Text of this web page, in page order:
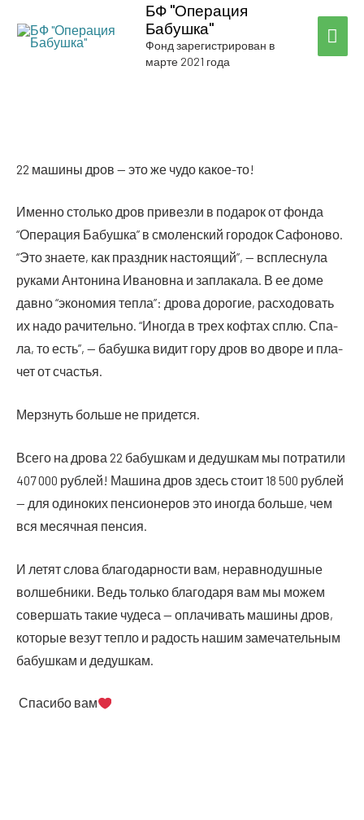
БФ "Операция
Бабушка"
Фонд зарегистрирован в
марте 2021 года
22 маши­ны дров — это же чудо какое-то!
Имен­но столь­ко дров при­вез­ли в пода­рок от фон­да
“Опе­ра­ция Бабуш­ка” в смо­лен­ский горо­док Сафо­но­во.
“Это зна­е­те, как празд­ник насто­я­щий”, — всплес­ну­ла
рука­ми Анто­ни­на Ива­нов­на и запла­ка­ла. В ее доме
дав­но “эко­но­мия теп­ла”: дро­ва доро­гие, рас­хо­до­вать
их надо рачи­тель­но. “Ино­гда в трех коф­тах сплю. Спа­
ла, то есть”, — бабуш­ка видит гору дров во дво­ре и пла­
чет от счастья.
Мерз­нуть боль­ше не придется.
Все­го на дро­ва 22 бабуш­кам и дедуш­кам мы потра­ти­ли
407 000 руб­лей! Маши­на дров здесь сто­ит 18 500 руб­лей
— для оди­но­ких пен­си­о­не­ров это ино­гда боль­ше, чем
вся месяч­ная пенсия.
И летят сло­ва бла­го­дар­но­сти вам, нерав­но­душ­ные
вол­шеб­ни­ки. Ведь толь­ко бла­го­да­ря вам мы можем
совер­шать такие чуде­са — опла­чи­вать маши­ны дров,
кото­рые везут теп­ло и радость нашим заме­ча­тель­ным
бабуш­кам и дедушкам.
Спа­си­бо вам